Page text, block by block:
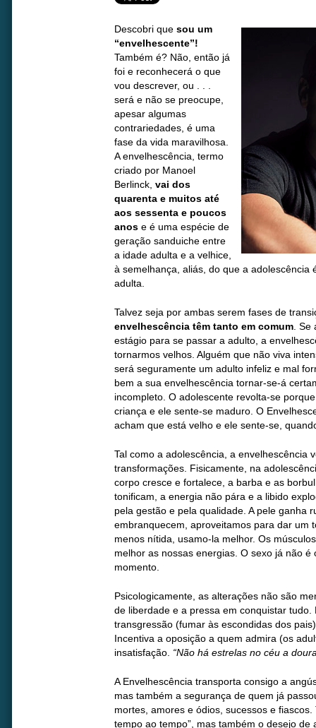
Descobri que sou um
“envelhescente”!
Também é? Não, então já
foi e reconhecerá o que
vou descrever, ou . . .
será e não se preocupe,
apesar algumas
contrariedades, é uma
fase da vida maravilhosa.
A envelhescência, termo
criado por Manoel
Berlinck, vai dos
quarenta e muitos até
aos sessenta e poucos
anos e é uma espécie de
geração sanduiche entre
a idade adulta e a velhice,
à semelhança, aliás, do que a adolescência
adulta.
Talvez seja por ambas serem fases de
envelhescência têm tanto em comum. Se
estágio para se passar a adulto, a
tornarmos velhos. Alguém que não viva
será seguramente um adulto infeliz e mal
bem a sua envelhescência tornar-se-á
incompleto. O adolescente revolta-se
criança e ele sente-se maduro. O
acham que está velho e ele sente-se,
Tal como a adolescência, a envelhescência
transformações. Fisicamente, na
corpo cresce e fortalece, a barba e as
tonificam, a energia não pára e a libido
pela gestão e pela qualidade. A pele ganha
embranquecem, aproveitamos para dar um
menos nítida, usamo-la melhor. Os
melhor as nossas energias. O sexo já não é
momento.
Psicologicamente, as alterações não são
de liberdade e a pressa em conquistar tudo.
transgressão (fumar às escondidas dos
Incentiva a oposição a quem admira (os
insatisfação. “Não há estrelas no céu a
A Envelhescência transporta consigo a
mas também a segurança de quem já
mortes, amores e ódios, sucessos e fiascos.
tempo ao tempo”, mas também o desejo de